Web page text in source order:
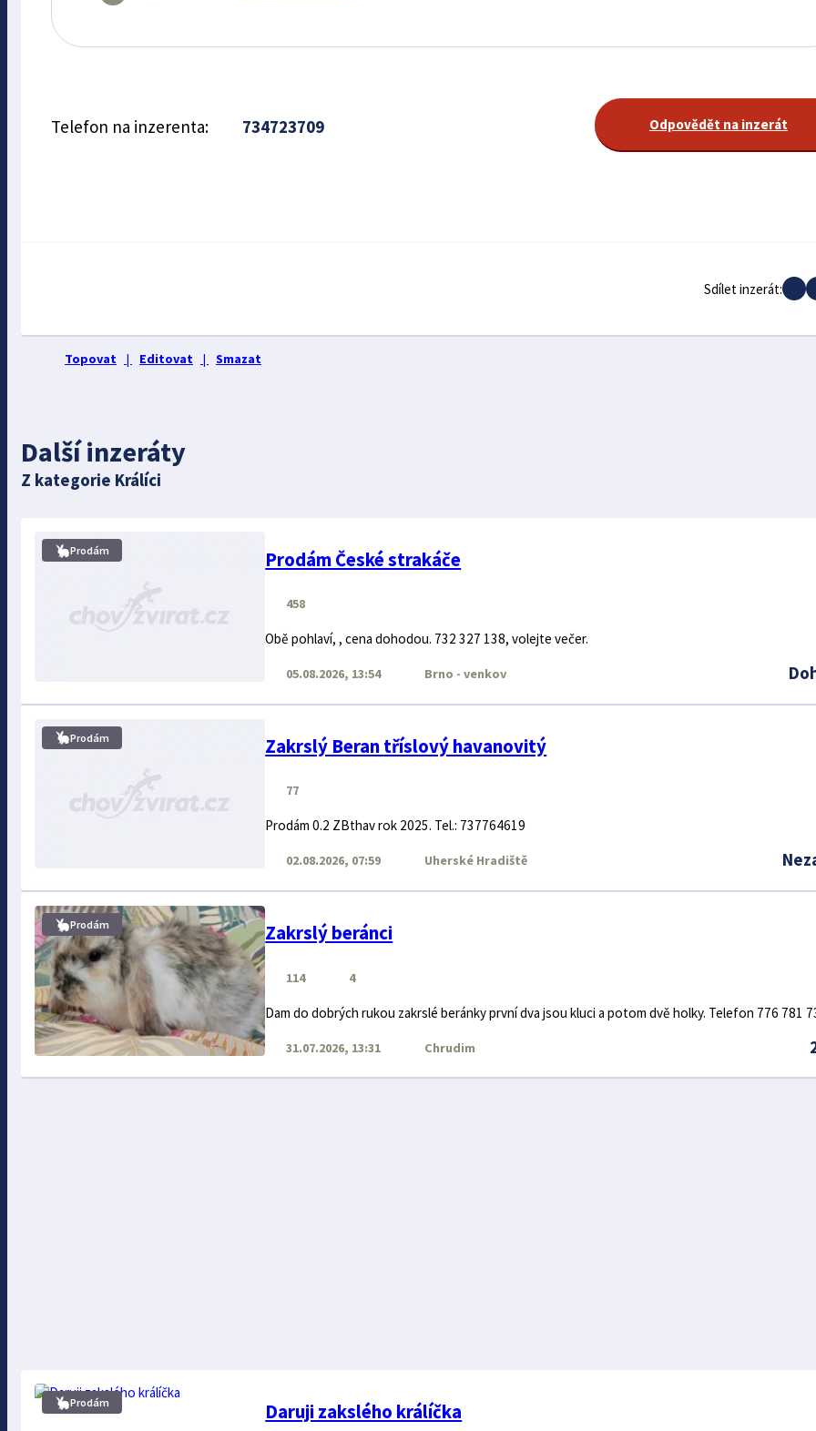
Telefon na inzerenta: 734723709 Odpovědět na inzerát
Sdílet inzerát:
Topovat | Editovat | Smazat
Další inzeráty
Z kategorie Králíci
Prodám Prodám České strakáče
458
Obě pohlaví, , cena dohodou. 732 327 138, volejte večer.
Brno - venkov
05.08.2026, 13:54
Prodám Zakrslý Beran tříslový havanovitý
77
Prodám 0.2 ZBthav rok 2025. Tel.: 737764619
Uherské Hradiště
02.08.2026, 07:59
Prodám Zakrslý beránci
114 4
Dam do dobrých rukou zakrslé beránky první dva jsou kluci a potom dvě holky. Telefon 776 781
Chrudim
31.07.2026, 13:31
Prodám Daruji zakslého králíčka